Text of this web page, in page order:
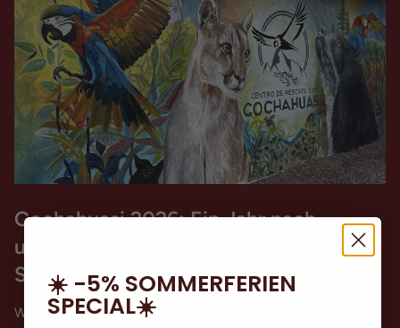
Cochahuasi 2026: Ein Jahr nach
unserem Besuch – und ein historischer
Schritt
Wie aus einer Begegnung 2023 eine Partnerschaft wurde –
☀️ -5% SOMMERFERIEN
SPECIAL☀️